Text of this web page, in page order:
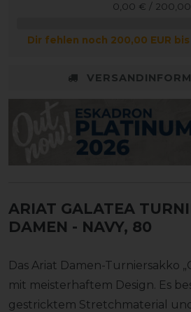
0,00 € /
Dir fehlen noch 200,00 EUR
ARIAT GALATEA
DAMEN - NAVY, 80
Das Ariat Damen-Turniersakko
mit meisterhaftem Design. Es
gestricktem Stretchmaterial